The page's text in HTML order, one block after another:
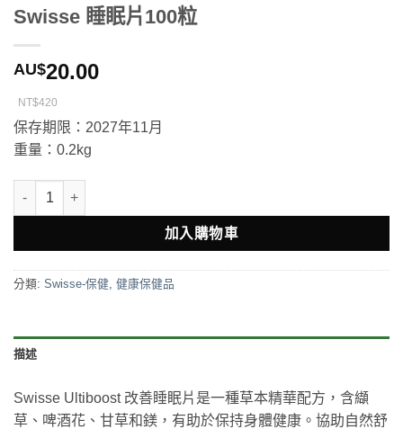
Swisse 睡眠片100粒
AU$20.00
NT$420
保存期限：2027年11月
重量：0.2kg
Swisse 睡眠片100粒 數量
加入購物車
分類: Swisse-保健 健康保健品
描述
Swisse Ultiboost 改善睡眠片是一種草本精華配方，含纈
草、啤酒花、甘草和鎂，有助於保持身體健康。協助自然舒